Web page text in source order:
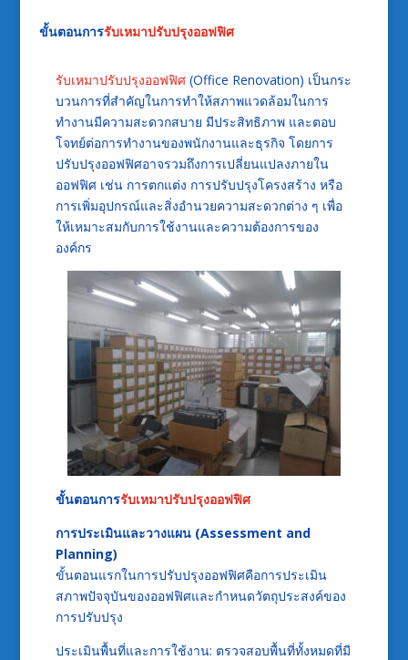
ขั้นตอนการรับเหมาปรับปรุงออฟฟิศ
รับเหมาปรับปรุงออฟฟิศ(Office Renovation) เป็นกระ
บวนการที่สำคัญในการทำให้สภาพแวดล้อมในการ
ทำงานมีความสะดวกสบาย มีประสิทธิภาพ และตอบ
โจทย์ต่อการทำงานของพนักงานและธุรกิจ โดยการ
ปรับปรุงออฟฟิศอาจรวมถึงการเปลี่ยนแปลงภายใน
ออฟฟิศ เช่น การตกแต่ง การปรับปรุงโครงสร้าง หรือ
การเพิ่มอุปกรณ์และสิ่งอำนวยความสะดวกต่าง ๆ เพื่อ
ให้เหมาะสมกับการใช้งานและความต้องการของ
องค์กร
ขั้นตอนการรับเหมาปรับปรุงออฟฟิศ
การประเมินและวางแผน (Assessment and
Planning)
ขั้นตอนแรกในการปรับปรุงออฟฟิศคือการประเมิน
สภาพปัจจุบันของออฟฟิศและกำหนดวัตถุประสงค์ของ
การปรับปรุง
ประเมินพื้นที่และการใช้งาน: ตรวจสอบพื้นที่ทั้งหมดที่มี